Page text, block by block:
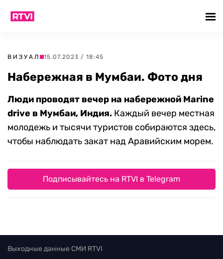
ВИЗУАЛ 15.07.2023 / 18:45
Набережная в Мумбаи. Фото дня
Люди проводят вечер на набережной Marine
drive в Мумбаи, Индия. Каждый вечер местная
молодежь и тысячи туристов собираются здесь,
чтобы наблюдать закат над Аравийским морем.
Подписывайтесь на RTVI в Telegram
Выходные данные СМИ RTVI